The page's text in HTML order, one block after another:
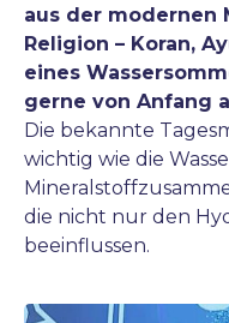
aus der modernen
Religion – Koran,
eines
gerne von Anfang
Die bekannte
wichtig wie die
die nicht nur den
beeinflussen.